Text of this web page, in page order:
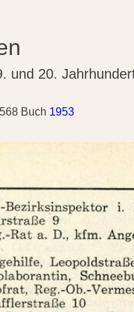
und 20.
Buch 1953